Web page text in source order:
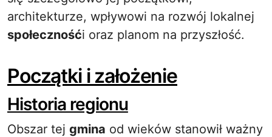
architekturze, wpływowi na rozwój lokalnej
społecznośći oraz planom na przyszłość.
Początki i założenie
Historia regionu
Obszar tej gmina od wieków stanowił ważny